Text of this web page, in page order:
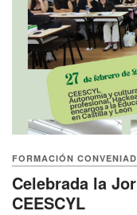
FORMACIÓN
Celebrada la
CEESCYL